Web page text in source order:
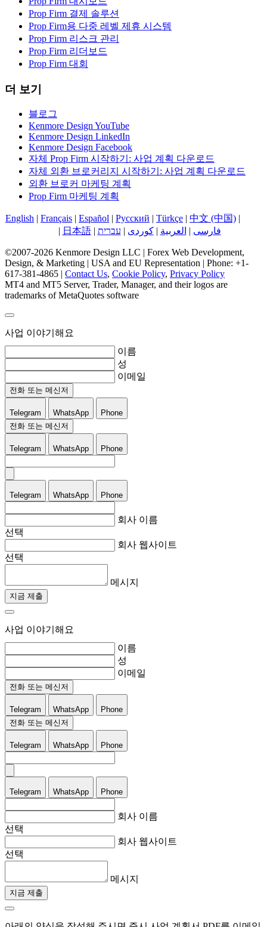
Prop Firm 결제 솔루션
Prop Firm용 다중 레벨 제휴 시스템
Prop Firm 리스크 관리
Prop Firm 리더보드
Prop Firm 대회
더 보기
블로그
Kenmore Design YouTube
Kenmore Design LinkedIn
Kenmore Design Facebook
자체 Prop Firm 시작하기: 사업 계획 다운로드
자체 외환 브로커리지 시작하기: 사업 계획 다운로드
외환 브로커 마케팅 계획
Prop Firm 마케팅 계획
English | Français | Español | Русский | Türkçe | 中文 (中国) |
| 日本語| עברית | کوردی| العربية | فارسی
©2007-2026 Kenmore Design LLC | Forex Web Development,
Design, & Marketing | USA and EU Representation | Phone: +1-
617-381-4865 | Contact Us, Cookie Policy, Privacy Policy
MT4 and MT5 Server, Trader, Manager, and their logos are
trademarks of MetaQuotes software
사업 이야기해요
이름
성
이메일
전화 또는 메신저
Telegram WhatsApp
Phone
전화 또는 메신저
Telegram WhatsApp Phone
Telegram WhatsApp Phone
회사 이름
선택
회사 웹사이트
선택
메시지
지금 제출
사업 이야기해요
이름
성
이메일
전화 또는 메신저
Telegram WhatsApp
Phone
전화 또는 메신저
Telegram WhatsApp Phone
Telegram WhatsApp Phone
회사 이름
선택
회사 웹사이트
선택
메시지
지금 제출